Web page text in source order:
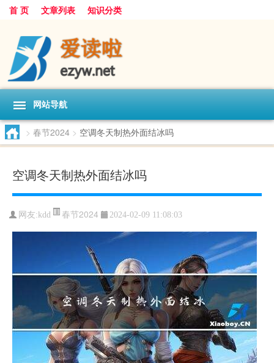
首 页 文章列表 知识分类
网站导航
> 春节2024 > 空调冬天制热外面结冰吗
空调冬天制热外面结冰吗
网友: kdd 春节2024 2024-02-09 11:08:03